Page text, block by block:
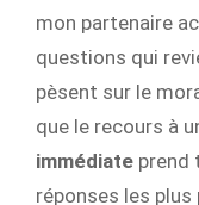
mon partenaire
questions qui
pèsent sur le
que le recours à
immédiate prend
réponses les